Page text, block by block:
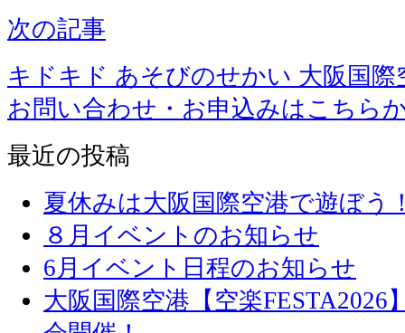
次の記事
キドキド あそびのせかい 大阪国際
お問い合わせ・お申込みはこちら
最近の投稿
夏休みは大阪国際空港で遊ぼう
８月イベントのお知らせ
6月イベント日程のお知らせ
大阪国際空港【空楽